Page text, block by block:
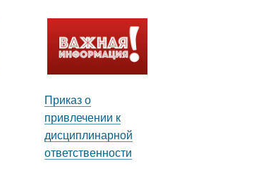
Приказ о
привлечении к
дисциплинарной
ответственности